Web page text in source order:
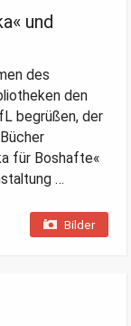
und
des
den
begrüßen, der
für Boshafte«
…
Bilder